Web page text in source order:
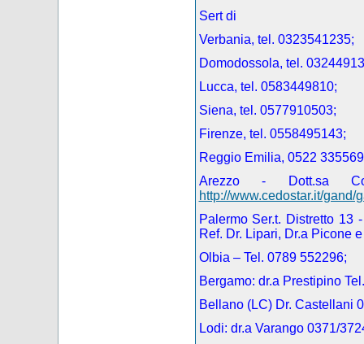
Sert di
Verbania, tel. 0323541235;
Domodossola, tel.
Lucca, tel. 0583449810;
Siena, tel. 0577910503;
Firenze, tel. 0558495143;
Reggio Emilia, 0522
Arezzo - Dott.sa
http://www.cedostar.it/gand/
Palermo Ser.t. Distretto 13
Ref. Dr. Lipari, Dr.a Picone
Olbia – Tel. 0789 552296;
Bergamo: dr.a Prestipino
Bellano (LC) Dr. Castellani
Lodi: dr.a Varango 0371/